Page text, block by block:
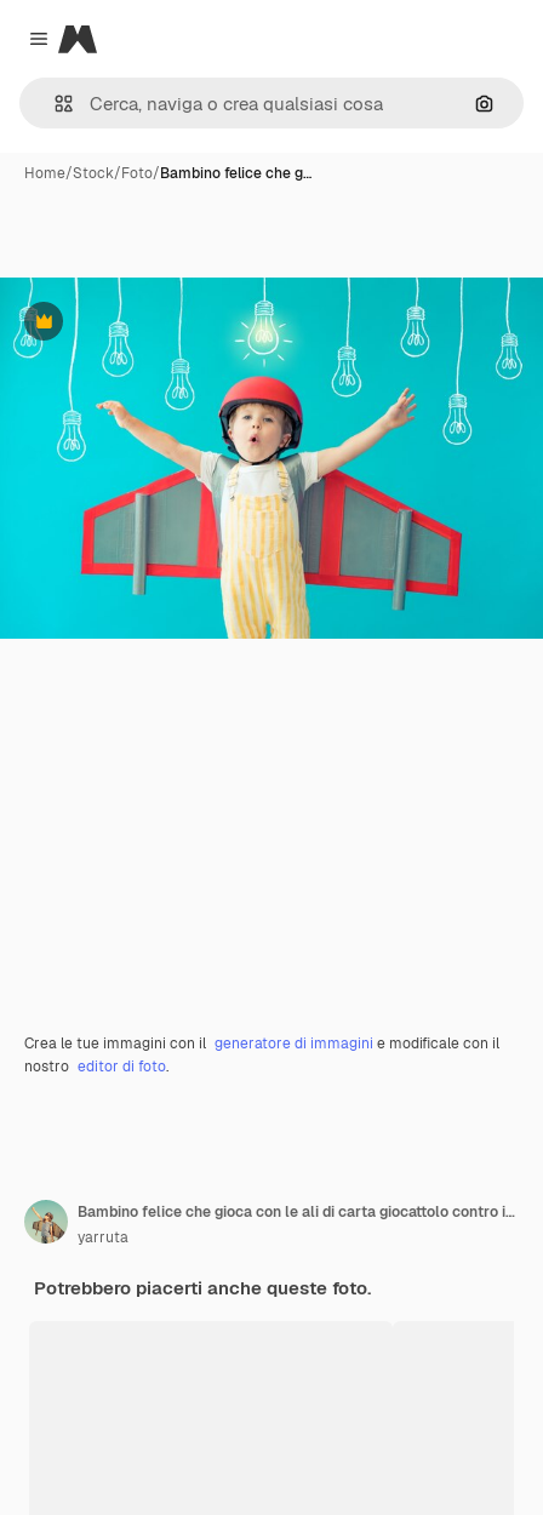
Close menu
Magnific
Cerca
Home/Stock/Foto/Bambino felice che g…
Premium
Crea le tue immagini con il generatore di immagini e modificale con il
nostro editor di foto.
Bambino felice che gioca con le ali di carta giocattolo contro il muro blu a casa.
yarruta
Potrebbero piacerti anche queste foto.